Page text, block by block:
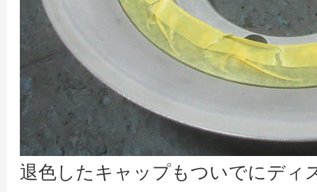
退色したキャップもついでにディ